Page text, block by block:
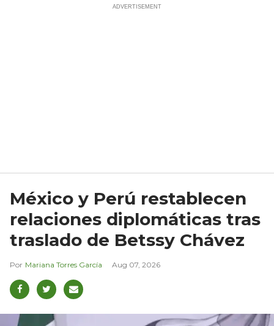
México y Perú restablecen
relaciones diplomáticas tras
traslado de Betssy Chávez
Mariana Torres García Aug 07, 2026